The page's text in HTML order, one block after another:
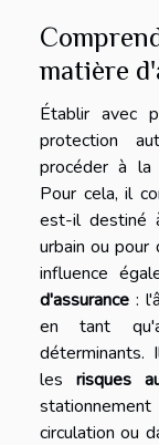
matière
Établir avec
protection
procéder à la
Pour cela, il
est-il destiné
urbain ou
influence
d'assurance :
en tant
déterminants.
les risques
circulation ou